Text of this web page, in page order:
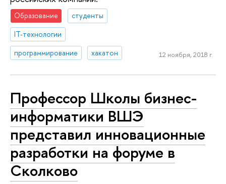
Образование
студенты
IT-технологии
программирование
хакатон 12 ноября, 2018 г.
Профессор Школы бизнес-
информатики ВШЭ
представил инновационные
разработки на форуме в
Сколково